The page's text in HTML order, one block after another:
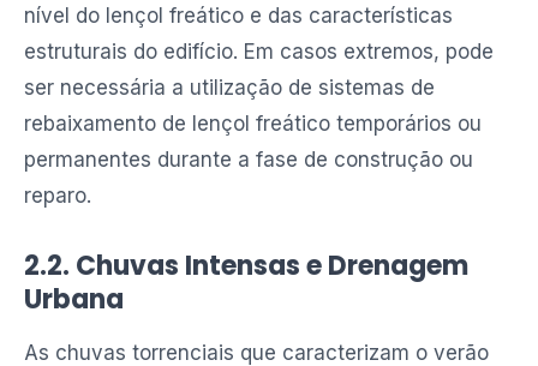
nível do lençol freático e das características
estruturais do edifício. Em casos extremos, pode
ser necessária a utilização de sistemas de
rebaixamento de lençol freático temporários ou
permanentes durante a fase de construção ou
reparo.
2.2. Chuvas Intensas e Drenagem
Urbana
As chuvas torrenciais que caracterizam o verão